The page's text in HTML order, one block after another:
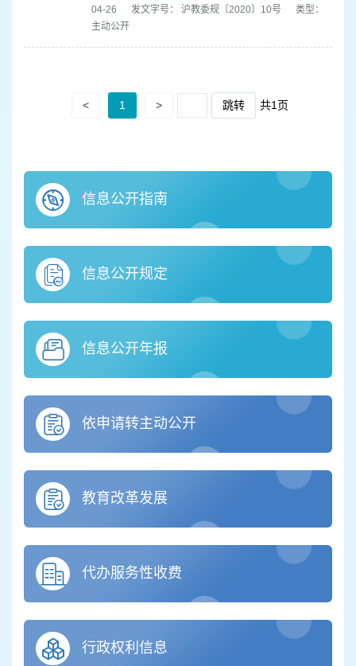
04-26
发文字号： 沪教委规〔2020〕10号
类型：
主动公开
< 1 > 跳转 共1页
信息公开指南
信息公开规定
信息公开年报
依申请转主动公开
教育改革发展
代办服务性收费
行政权利信息